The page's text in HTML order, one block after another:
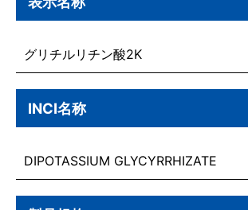
グリチルリチン酸2K
INCI名称
DIPOTASSIUM GLYCYRRHIZATE